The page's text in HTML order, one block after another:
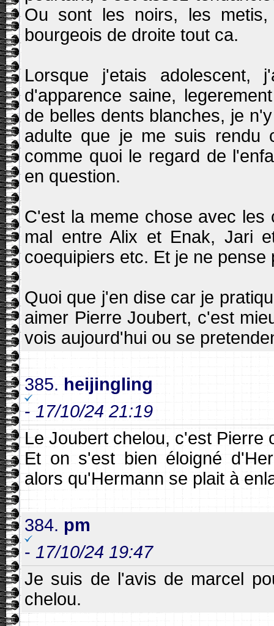
Ou sont les noirs, les
bourgeois de droite tout ca.
Lorsque j'etais adolescent,
d'apparence saine,
de belles dents blanches, je
adulte que je me suis rendu
comme quoi le regard de
en question.
C'est la meme chose avec
mal entre Alix et Enak, Jari
coequipiers etc. Et je ne
Quoi que j'en dise car je
aimer Pierre Joubert, c'est
vois aujourd'hui ou se
385. heijingling
- 17/10/24 21:19
Le Joubert chelou, c'est Pierre
Et on s'est bien éloigné
alors qu'Hermann se plait à
384. pm
- 17/10/24 19:47
Je suis de l'avis de marcel
chelou.